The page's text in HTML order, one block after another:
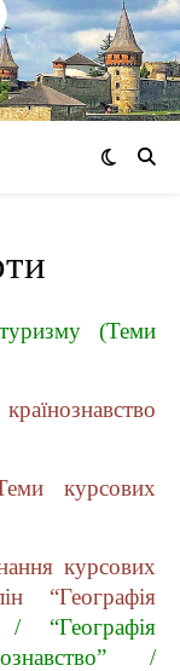
курсових
курсових
“Географія
/ “Географія
/